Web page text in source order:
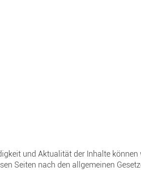
und Aktualität der Inhalte können
Seiten nach den allgemeinen